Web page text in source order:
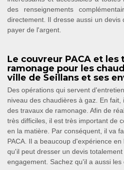
des renseignements
directement. Il dresse aussi un devis
payer de l'argent.
Le couvreur PACA et les
ramonage pour les
ville de Seillans et ses
Des opérations qui servent
niveau des chaudières à gaz. En
des travaux de ramonage. Afin de
très difficiles, il est très important de
en la matière. Par conséquent, il va
PACA. Il a beaucoup d'expérience
qu'il peut dresser un devis
engagement. Sachez qu'il a aussi